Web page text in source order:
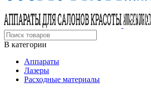
В категории
Аппараты
Лазеры
Расходные материалы